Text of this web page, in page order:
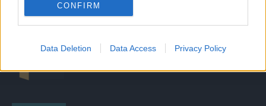
CONFIRM
Data Deletion Data Access Privacy Policy
FLASH – DAS VIDEOPORTAL